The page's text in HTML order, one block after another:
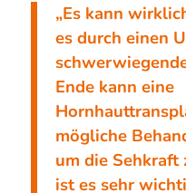
„Es kann
es durch einen
Ende kann eine
mögliche
um die Sehkraft
ist es sehr